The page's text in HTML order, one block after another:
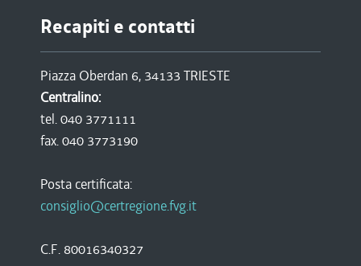
Recapiti e contatti
Piazza Oberdan 6, 34133 TRIESTE
Centralino:
tel. 040 3771111
fax. 040 3773190
Posta certificata:
consiglio@certregione.fvg.it
C.F. 80016340327